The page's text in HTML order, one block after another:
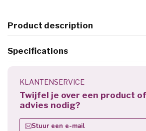
Product description
Specifications
KLANTENSERVICE
Twijfel je over een product
advies nodig?
Stuur een e-mail